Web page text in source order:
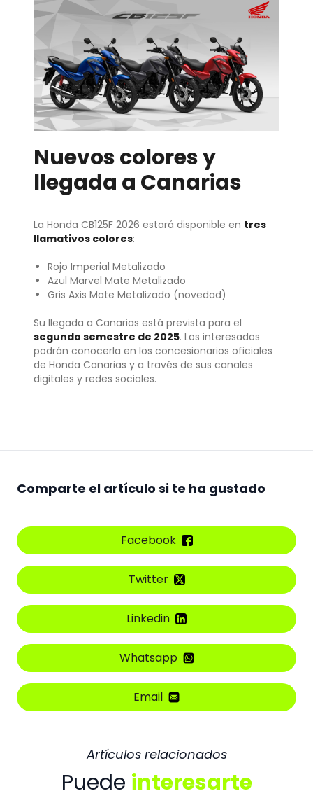
Nuevos colores y
llegada a Canarias
La Honda CB125F 2026 estará disponible en tres
llamativos colores:
Rojo Imperial Metalizado
Azul Marvel Mate Metalizado
Gris Axis Mate Metalizado (novedad)
Su llegada a Canarias está prevista para el
segundo semestre de 2025. Los interesados
podrán conocerla en los concesionarios oficiales
de Honda Canarias y a través de sus canales
digitales y redes sociales.
Comparte el artículo si te ha gustado
Facebook
Twitter
Linkedin
Whatsapp
Email
Artículos relacionados
Puede interesarte